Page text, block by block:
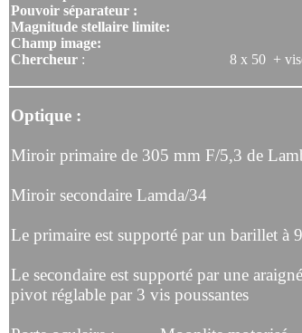
Pouvoir séparateur :
Magnitude stellaire limite:
Champ image:
Chercheur : 8 x 50 + viseur
Optique :
Miroir primaire de 305 mm F/5,3 de
Miroir secondaire Lamda/34
Le primaire est supporté par un barillet à
Le secondaire est supporté par une
pivot réglable par 3 vis poussantes